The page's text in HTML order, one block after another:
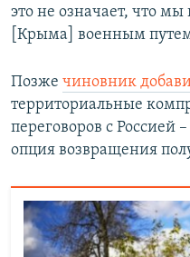
это не означает, что
[Крыма] военным
Позже чиновник
территориальные
переговоров с Россией
опция возвращения